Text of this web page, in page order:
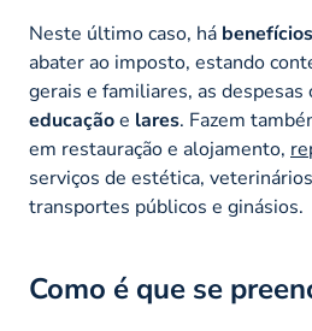
Neste último caso, há
abater ao imposto, estando
gerais e familiares, as despesas
educaçãoe lares. Fazem
em restauração e alojamento,
serviços de estética,
transportes públicos e ginásios.
Como é que se